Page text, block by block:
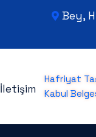
Bey,
İletişim
Hafriyat
Kabul